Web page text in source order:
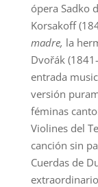
ópera Sadko
Korsakoff
madre, la
Dvořák
entrada
versión
féminas
Violines del
canción sin
Cuerdas de